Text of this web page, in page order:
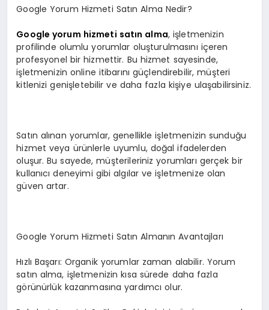
Google Yorum Hizmeti Satın Alma Nedir?
Google yorum hizmeti satın alma, işletmenizin
profilinde olumlu yorumlar oluşturulmasını içeren
profesyonel bir hizmettir. Bu hizmet sayesinde,
işletmenizin online itibarını güçlendirebilir, müşteri
kitlenizi genişletebilir ve daha fazla kişiye ulaşabilirsiniz.
Satın alınan yorumlar, genellikle işletmenizin sunduğu
hizmet veya ürünlerle uyumlu, doğal ifadelerden
oluşur. Bu sayede, müşterileriniz yorumları gerçek bir
kullanıcı deneyimi gibi algılar ve işletmenize olan
güven artar.
Google Yorum Hizmeti Satın Almanın Avantajları
Hızlı Başarı: Organik yorumlar zaman alabilir. Yorum
satın alma, işletmenizin kısa sürede daha fazla
görünürlük kazanmasına yardımcı olur.